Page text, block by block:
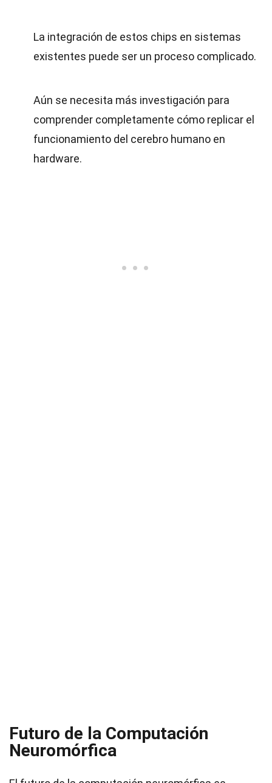
La integración de estos chips en sistemas
existentes puede ser un proceso complicado.
Aún se necesita más investigación para
comprender completamente cómo replicar el
funcionamiento del cerebro humano en
hardware.
Futuro de la Computación
Neuromórfica